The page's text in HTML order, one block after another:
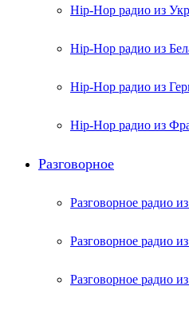
Hip-Hop радио из
Hip-Hop радио из
Hip-Hop радио из
Hip-Hop радио из
Разговорное
Разговорное радио
Разговорное радио
Разговорное радио